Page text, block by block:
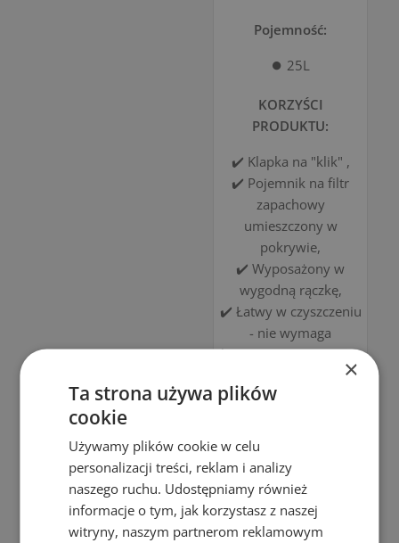
Pojemność:
⏺️ 25L
KORZYŚCI
PRODUKTU:
✔️ Klapka na "klik" ,
✔️ Pojemnik na filtr
zapachowy
umieszczony w
pokrywie,
✔️ Wyposażony w
wygodną rączkę,
✔️ Łatwy w czyszczeniu
- nie wymaga
konieczności używania
✔️ Modułowy- idealny
przestrzeni domowej
✔️ Pod zlew- niewielkie
wymiary pojemnika
dają możliwość
tradycyjnego
×
Ta strona używa plików
cookie
Używamy plików cookie w celu
personalizacji treści, reklam i analizy
naszego ruchu. Udostępniamy również
informacje o tym, jak korzystasz z naszej
witryny, naszym partnerom reklamowym